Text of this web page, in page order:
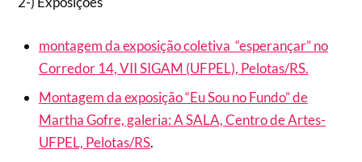
montagem da exposição coletiva “esperançar” no
Corredor 14, VII SIGAM (UFPEL), Pelotas/RS.
Montagem da exposição “Eu Sou no Fundo” de
Martha Gofre, galeria: A SALA, Centro de Artes-
UFPEL, Pelotas/RS.